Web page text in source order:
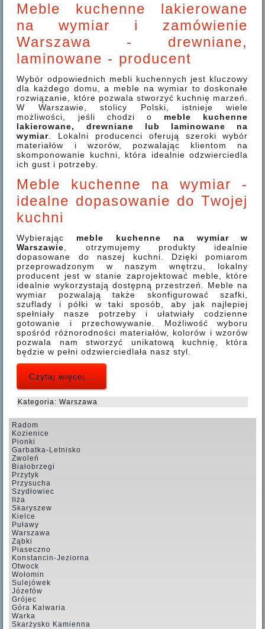
Meble kuchenne lakierowane
na wymiar i zamówienie
Warszawa - drewniane,
laminowane - producent
Wybór odpowiednich mebli kuchennych jest kluczowy
dla każdego domu, a meble na wymiar to doskonałe
rozwiązanie, które pozwala stworzyć kuchnię marzeń.
W Warszawie, stolicy Polski, istnieje wiele
możliwości, jeśli chodzi o meble kuchenne
lakierowane, drewniane lub laminowane na
wymiar . Lokalni producenci oferują szeroki wybór
materiałów i wzorów, pozwalając klientom na
skomponowanie kuchni, która idealnie odzwierciedla
ich gust i potrzeby.
Meble kuchenne na wymiar -
idealne dopasowanie do Twojej
kuchni
Wybierając meble kuchenne na wymiar w
Warszawie , otrzymujemy produkty idealnie
dopasowane do naszej kuchni. Dzięki pomiarom
przeprowadzonym w naszym wnętrzu, lokalny
producent jest w stanie zaprojektować meble, które
idealnie wykorzystają dostępną przestrzeń. Meble na
wymiar pozwalają także skonfigurować szafki,
szuflady i półki w taki sposób, aby jak najlepiej
spełniały nasze potrzeby i ułatwiały codzienne
gotowanie i przechowywanie. Możliwość wyboru
spośród różnorodności materiałów, kolorów i wzorów
pozwala nam stworzyć unikatową kuchnię, która
będzie w pełni odzwierciedlała nasz styl.
Czytaj więcej...
Kategoria:Warszawa
Radom
Kozienice
Pionki
Garbatka-Letnisko
Zwoleń
Białobrzegi
Przytyk
Przysucha
Szydłowiec
Iłża
Skaryszew
Kielce
Puławy
Warszawa
Ząbki
Piaseczno
Konstancin-Jeziorna
Otwock
Wołomin
Sulejówek
Józefów
Grójec
Góra Kalwaria
Warka
Skarżysko Kamienna